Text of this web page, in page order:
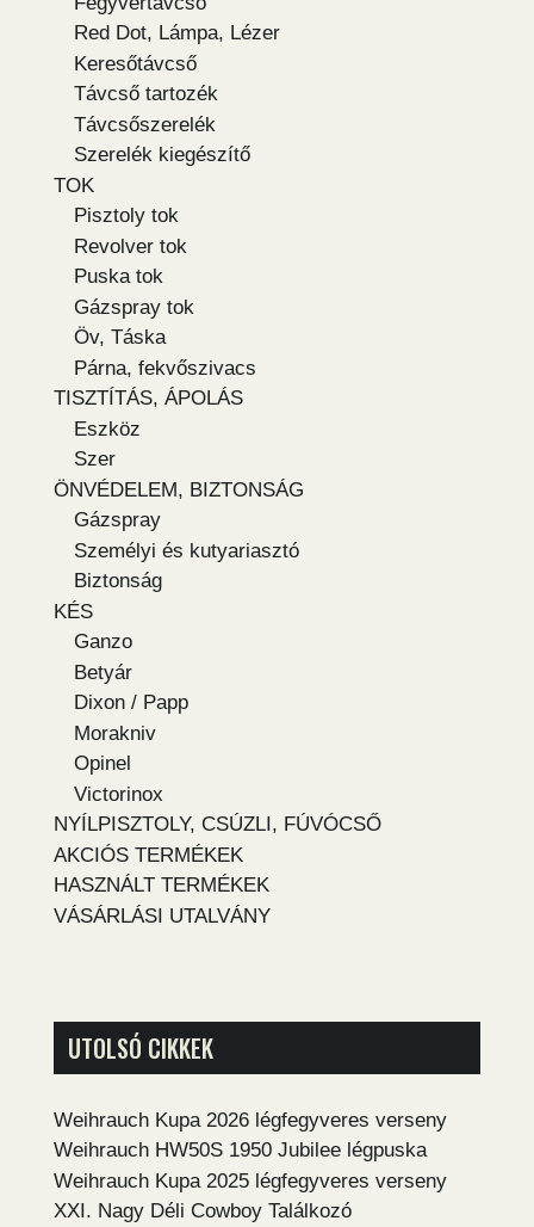
Red Dot, Lámpa, Lézer
Keresőtávcső
Távcső tartozék
Távcsőszerelék
Szerelék kiegészítő
TOK
Pisztoly tok
Revolver tok
Puska tok
Gázspray tok
Öv, Táska
Párna, fekvőszivacs
TISZTÍTÁS, ÁPOLÁS
Eszköz
Szer
ÖNVÉDELEM, BIZTONSÁG
Gázspray
Személyi és kutyariasztó
Biztonság
KÉS
Ganzo
Betyár
Dixon / Papp
Morakniv
Opinel
Victorinox
NYÍLPISZTOLY, CSÚZLI, FÚVÓCSŐ
AKCIÓS TERMÉKEK
HASZNÁLT TERMÉKEK
VÁSÁRLÁSI UTALVÁNY
UTOLSÓ CIKKEK
Weihrauch Kupa 2026 légfegyveres verseny
Weihrauch HW50S 1950 Jubilee légpuska
Weihrauch Kupa 2025 légfegyveres verseny
XXI. Nagy Déli Cowboy Találkozó